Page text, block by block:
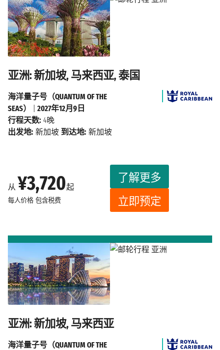
亚洲: 新加坡, 马来西亚, 泰国
从 ¥3,720起
每人价格 包含税费
了解更多
立即预定
海洋量子号（QUANTUM OF THE
SEAS）
2027年12月9日
行程天数: 4晚
出发地: 新加坡 到达地: 新加坡
亚洲: 新加坡, 马来西亚
海洋量子号（QUANTUM OF THE